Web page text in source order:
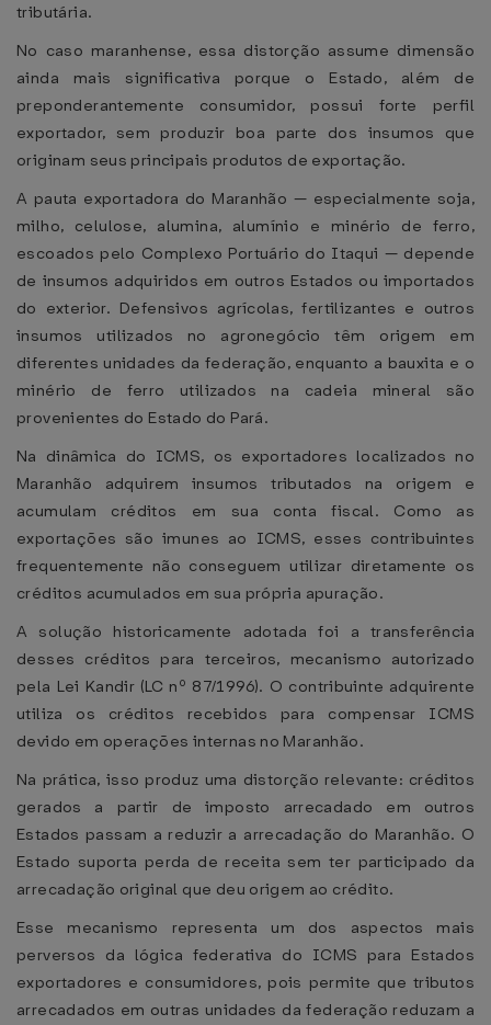
tributária.
No caso maranhense, essa distorção assume dimensão
ainda mais significativa porque o Estado, além de
preponderantemente consumidor, possui forte perfil
exportador, sem produzir boa parte dos insumos que
originam seus principais produtos de exportação.
A pauta exportadora do Maranhão — especialmente soja,
milho, celulose, alumina, alumínio e minério de ferro,
escoados pelo Complexo Portuário do Itaqui — depende
de insumos adquiridos em outros Estados ou importados
do exterior. Defensivos agrícolas, fertilizantes e outros
insumos utilizados no agronegócio têm origem em
diferentes unidades da federação, enquanto a bauxita e o
minério de ferro utilizados na cadeia mineral são
provenientes do Estado do Pará.
Na dinâmica do ICMS, os exportadores localizados no
Maranhão adquirem insumos tributados na origem e
acumulam créditos em sua conta fiscal. Como as
exportações são imunes ao ICMS, esses contribuintes
frequentemente não conseguem utilizar diretamente os
créditos acumulados em sua própria apuração.
A solução historicamente adotada foi a transferência
desses créditos para terceiros, mecanismo autorizado
pela Lei Kandir (LC nº 87/1996). O contribuinte adquirente
utiliza os créditos recebidos para compensar ICMS
devido em operações internas no Maranhão.
Na prática, isso produz uma distorção relevante: créditos
gerados a partir de imposto arrecadado em outros
Estados passam a reduzir a arrecadação do Maranhão. O
Estado suporta perda de receita sem ter participado da
arrecadação original que deu origem ao crédito.
Esse mecanismo representa um dos aspectos mais
perversos da lógica federativa do ICMS para Estados
exportadores e consumidores, pois permite que tributos
arrecadados em outras unidades da federação reduzam a